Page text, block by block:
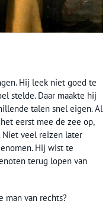
Hij leek niet goed te
stelde. Daar maakte hij
talen snel eigen. Al
eerst mee de zee op,
Niet veel reizen later
Hij wist te
terug lopen van
man van rechts?